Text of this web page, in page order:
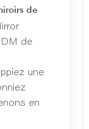
de
de
une
en